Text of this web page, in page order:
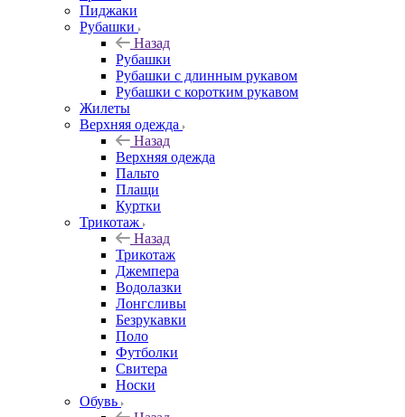
Пиджаки
Рубашки
Назад
Рубашки
Рубашки с длинным рукавом
Рубашки с коротким рукавом
Жилеты
Верхняя одежда
Назад
Верхняя одежда
Пальто
Плащи
Куртки
Трикотаж
Назад
Трикотаж
Джемпера
Водолазки
Лонгсливы
Безрукавки
Поло
Футболки
Свитера
Носки
Обувь